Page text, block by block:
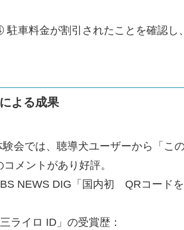
車料金が割引されたことを確認し
よる成果
験会では、聴導犬ユーザーから「こ
コメントがあり好評。
NEWS DIG「国内初 QRコード
ライロ ID」の受賞歴：